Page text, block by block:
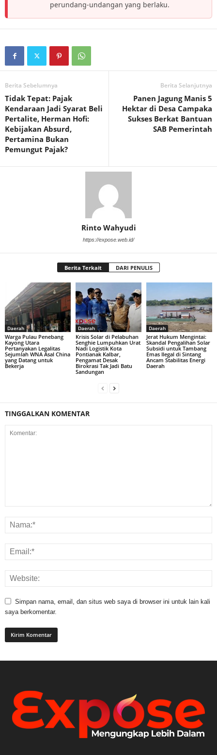
perundang-undangan yang berlaku.
Berita Sebelumnya
Tidak Tepat: Pajak
Kendaraan Jadi Syarat Beli
Pertalite, Herman Hofi:
Kebijakan Absurd,
Pertamina Bukan
Pemungut Pajak?
Berita Selanjutnya
Panen Jagung Manis 5
Hektar di Desa Campaka
Sukses Berkat Bantuan
SAB Pemerintah
Rinto Wahyudi
https://expose.web.id/
Berita Terkait DARI PENULIS
Daerah
Warga Pulau Penebang
Kayong Utara
Pertanyakan Legalitas
Sejumlah WNA Asal China
yang Datang untuk
Bekerja
Daerah
Krisis Solar di Pelabuhan
Senghie Lumpuhkan Urat
Nadi Logistik Kota
Pontianak Kalbar,
Pengamat Desak
Birokrasi Tak Jadi Batu
Sandungan
Daerah
Jerat Hukum Mengintai:
Skandal Pengalihan Solar
Subsidi untuk Tambang
Emas Ilegal di Sintang
Ancam Stabilitas Energi
Daerah
TINGGALKAN KOMENTAR
Simpan nama, email, dan situs web saya di browser ini untuk lain kali
saya berkomentar.